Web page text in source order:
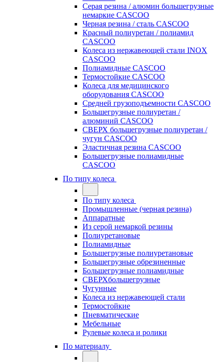
Серая резина / алюмин большегрузные
немаркие CASCOO
Черная резина / сталь CASCOO
Красный полиуретан / полиамид
CASCOO
Колеса из нержавеющей стали INOX
CASCOO
Полиамидные CASCOO
Термостойкие CASCOO
Колеса для медицинского
оборудования CASCOO
Средней грузоподъемности CASCOO
Большегрузные полиуретан /
алюминий CASCOO
СВЕРХ большегрузные полиуретан /
чугун CASCOO
Эластичная резина CASCOO
Большегрузные полиамидные
CASCOO
По типу колеса
По типу колеса
Промышленные (черная резина)
Аппаратные
Из серой немаркой резины
Полиуретановые
Полиамидные
Большегрузные полиуретановые
Большегрузные обрезиненные
Большегрузные полиамидные
СВЕРХбольшегрузные
Чугунные
Колеса из нержавеющей стали
Термостойкие
Пневматические
Мебельные
Рулевые колеса и ролики
По материалу